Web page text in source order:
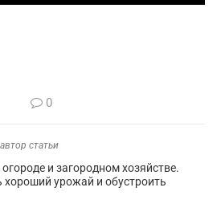
0
статьи
и загородном хозяйстве.
урожай и обустроить